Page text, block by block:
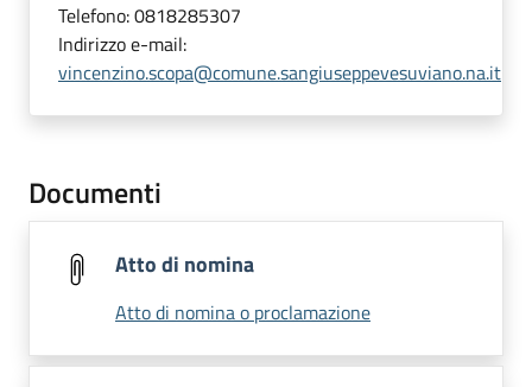
Telefono:0818285307
Indirizzo e-mail:
vincenzino.scopa@comune.sangiuseppevesuviano.na.it
Documenti
Atto di nomina
Atto di nomina o proclamazione